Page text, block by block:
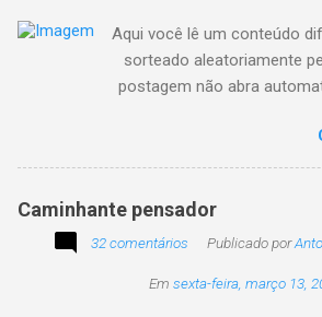
Aqui você lê um conteúdo
sorteado aleatoriamente
postagem não abra
Caminhante pensador
32 comentários Publicado por
Em sexta-feira, março 13,